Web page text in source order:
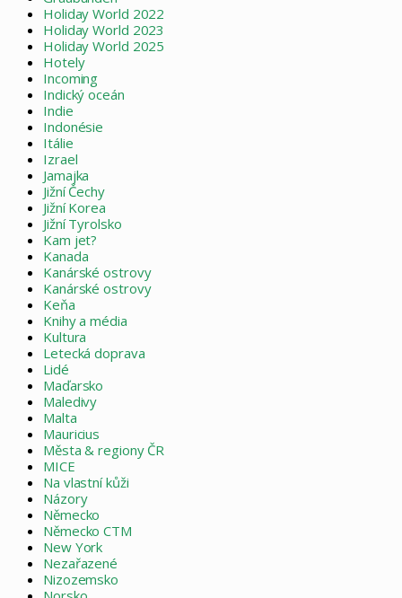
Holiday World 2022
Holiday World 2023
Holiday World 2025
Hotely
Incoming
Indický oceán
Indie
Indonésie
Itálie
Izrael
Jamajka
Jižní Čechy
Jižní Korea
Jižní Tyrolsko
Kam jet?
Kanada
Kanárské ostrovy
Kanárské ostrovy
Keňa
Knihy a média
Kultura
Letecká doprava
Lidé
Maďarsko
Maledivy
Malta
Mauricius
Města & regiony ČR
MICE
Na vlastní kůži
Názory
Německo
Německo CTM
New York
Nezařazené
Nizozemsko